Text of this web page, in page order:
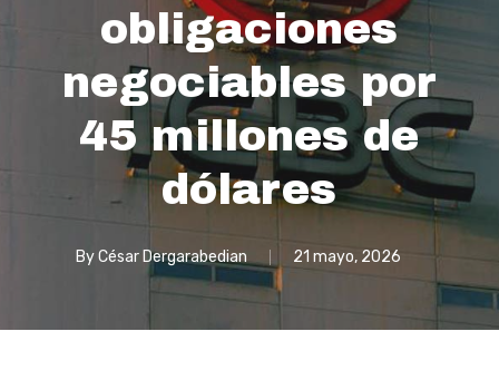
obligaciones
negociables por
45 millones de
dólares
ByCésar Dergarabedian 21 mayo, 2026